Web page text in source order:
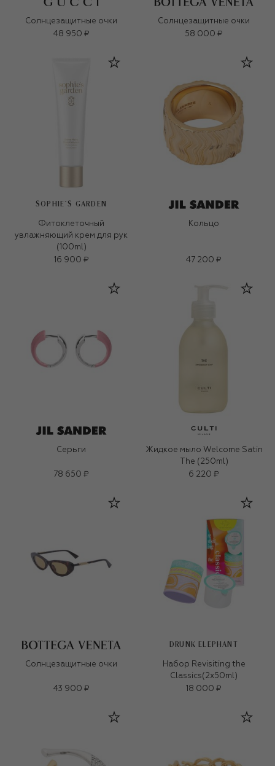
Солнцезащитные очки
48 950 ₽
Солнцезащитные очки
58 000 ₽
SOPHIE`S GARDEN
Фитоклеточный
увлажняющий крем для рук
(100ml)
16 900 ₽
Кольцо
47 200 ₽
Серьги
78 650 ₽
Жидкое мыло Welcome Satin
The (250ml)
6 220 ₽
Солнцезащитные очки
43 900 ₽
DRUNK ELEPHANT
Набор Revisiting the
Classics(2x50ml)
18 000 ₽